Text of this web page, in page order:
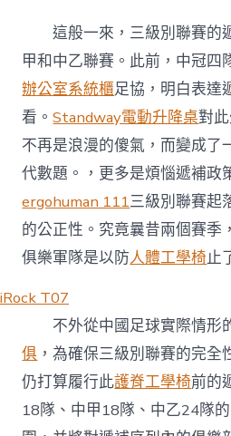
這般一來，三級別聯賽的
甲和中乙聯賽。此前，中冠四
辦公室系統櫃足協，明白表達
看。Standway電動升降桌對
不再是浪漫的傻氣，而變成了
代數題。，更多是煩惱遞補政
ergohuman 111三級別聯賽起
的公正性。究竟曩昔兩個賽季
俱樂軍隊是以防人體工學椅止
iRock T07
不外從中國足球實際情形
俱 ，為確保三級別聯賽的完全
仍打算履行此護脊工學椅前的
18隊、中甲18隊、中乙24隊